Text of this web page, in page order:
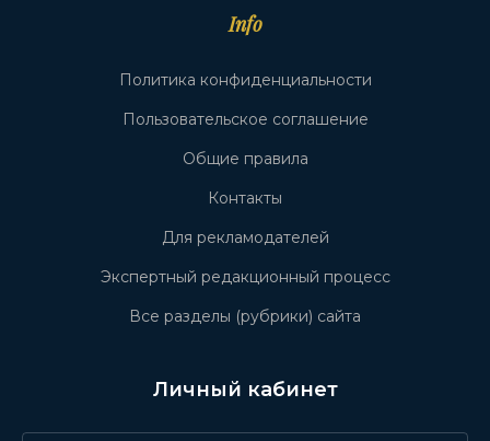
Info
Политика конфиденциальности
Пользовательское соглашение
Общие правила
Контакты
Для рекламодателей
Экспертный редакционный процесс
Все разделы (рубрики) сайта
Личный кабинет